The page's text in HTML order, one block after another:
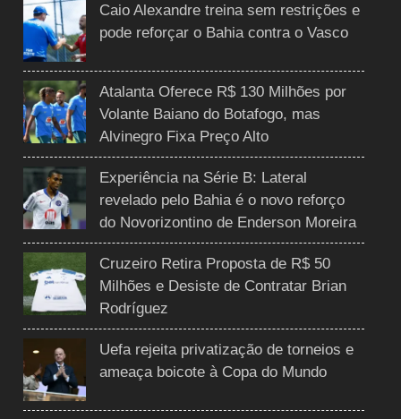
Caio Alexandre treina sem restrições e
pode reforçar o Bahia contra o Vasco
Atalanta Oferece R$ 130 Milhões por
Volante Baiano do Botafogo, mas
Alvinegro Fixa Preço Alto
Experiência na Série B: Lateral
revelado pelo Bahia é o novo reforço
do Novorizontino de Enderson Moreira
Cruzeiro Retira Proposta de R$ 50
Milhões e Desiste de Contratar Brian
Rodríguez
Uefa rejeita privatização de torneios e
ameaça boicote à Copa do Mundo